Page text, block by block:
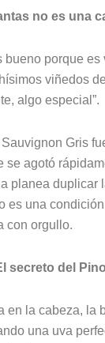
no es una
porque
viñedos
algo especial”.
Gris
se agotó
duplicar
es una
con orgullo.
secreto del
la cabeza, la
una uva